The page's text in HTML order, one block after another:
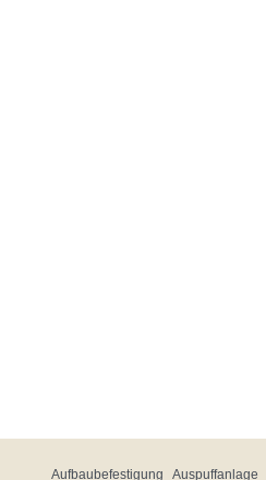
Aufbaubefestigung Auspuffanlage